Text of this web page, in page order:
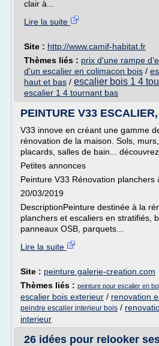
clair à...
Lire la suite
Site : http://www.camif-habitat.fr
Thèmes liés : prix d'une rampe
d'un escalier en colimacon bois /
haut et bas / escalier bois 1 4
escalier 1 4 tournant bas
PEINTURE V33
V33 innove en créant une gamme
rénovation de la maison. Sols,
placards, salles de bain... découvrez
Petites annonces
Peinture V33 Rénovation planchers
20/03/2019
DescriptionPeinture destinée à la
planchers et escaliers en stratifiés,
panneaux OSB, parquets...
Lire la suite
Site : peinture.galerie-creation.com
Thèmes liés : peinture pour escalier en
escalier bois exterieur / renovation
peindre escalier interieur bois /
interieur
26 idées pour relooker